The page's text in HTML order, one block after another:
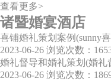
查看更多>
诸暨婚宴酒店
喜铺婚礼策划案例(sunny
2023-06-26 浏览次数：
婚礼督导和婚礼策划(婚
2023-06-26 浏览次数：